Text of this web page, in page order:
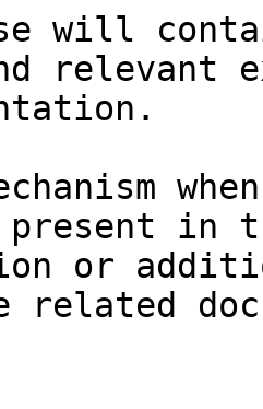
will
relevant
in
or